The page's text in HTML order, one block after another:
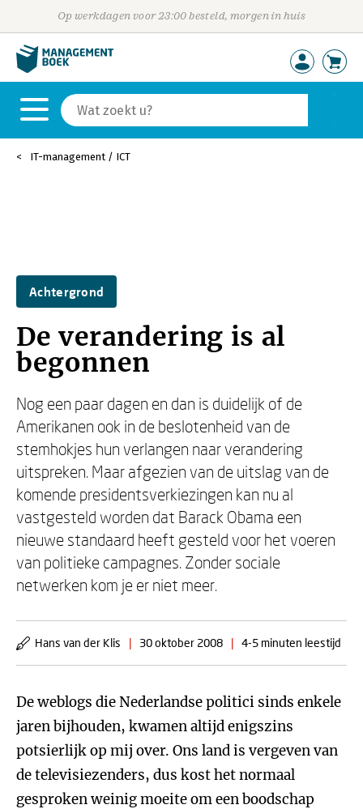
Op werkdagen voor 23:00 besteld, morgen in huis
IT-management / ICT
Achtergrond
De verandering is al
begonnen
Nog een paar dagen en dan is duidelijk of de
Amerikanen ook in de beslotenheid van de
stemhokjes hun verlangen naar verandering
uitspreken. Maar afgezien van de uitslag van de
komende presidentsverkiezingen kan nu al
vastgesteld worden dat Barack Obama een
nieuwe standaard heeft gesteld voor het voeren
van politieke campagnes. Zonder sociale
netwerken kom je er niet meer.
Hans van der Klis | 30 oktober 2008 | 4-5 minuten leestijd
De weblogs die Nederlandse politici sinds enkele
jaren bijhouden, kwamen altijd enigszins
potsierlijk op mij over. Ons land is vergeven van
de televisiezenders, dus kost het normaal
gesproken weinig moeite om een boodschap